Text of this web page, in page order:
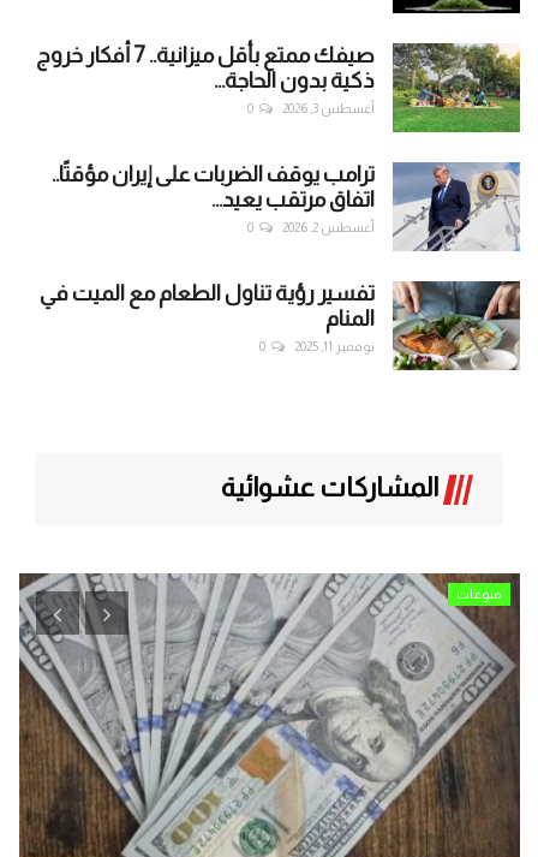
صيفك ممتع بأقل ميزانية.. 7 أفكار خروج
ذكية بدون الحاجة...
أغسطس 3, 2026 0
ترامب يوقف الضربات على إيران مؤقتًا..
اتفاق مرتقب يعيد...
أغسطس 2, 2026 0
تفسير رؤية تناول الطعام مع الميت في
المنام
نوفمبر 11, 2025 0
المشاركات عشوائية
منوعات